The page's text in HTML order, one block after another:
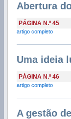
Abertura
PÁGINA N.º 45
artigo completo
Uma ideia
PÁGINA N.º 46
artigo completo
A gestão